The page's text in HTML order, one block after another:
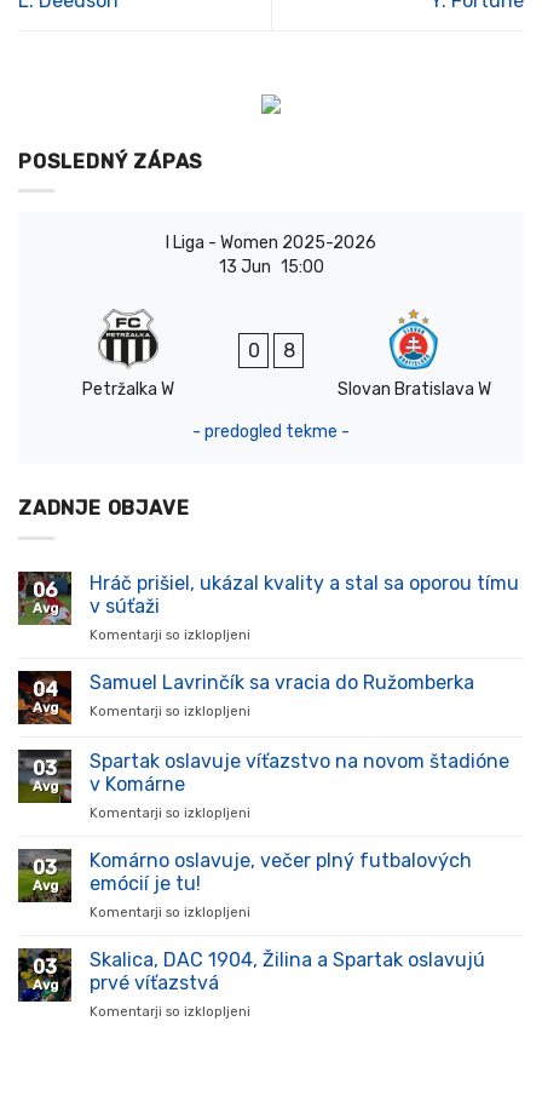
POSLEDNÝ ZÁPAS
I Liga - Women 2025-2026
13 Jun 15:00
Petržalka W
0 8
Slovan Bratislava W
- predogled tekme -
ZADNJE OBJAVE
06
Avg
Hráč prišiel, ukázal kvality a stal sa oporou tímu
v súťaži
Komentarji so izklopljeni
prišiel,
stal
súťaži
04
Avg
Samuel Lavrinčík sa vracia do Ružomberka
Komentarji so izklopljeni
Lavrinčík
sa
03
Avg
Spartak oslavuje víťazstvo na novom štadióne
v Komárne
Komentarji so izklopljeni
oslavuje
v
03
Avg
Komárno oslavuje, večer plný futbalových
emócií je tu!
Komentarji so izklopljeni
oslavuje,
03
Avg
Skalica, DAC 1904, Žilina a Spartak oslavujú
prvé víťazstvá
Komentarji so izklopljeni